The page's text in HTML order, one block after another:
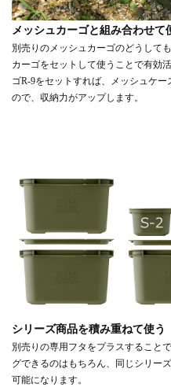
メッシュカーゴと組み合わせて
別売りのメッシュカーゴのどうして
カーゴをセットして使うことで有効
ゴR-9をセットすれば、メッシュケ
ので、収納力がアップします。
シリーズ商品を積み重ねて使う
別売りの専用フタをプラスすること
グできるのはもちろん、同じシリー
可能になります。